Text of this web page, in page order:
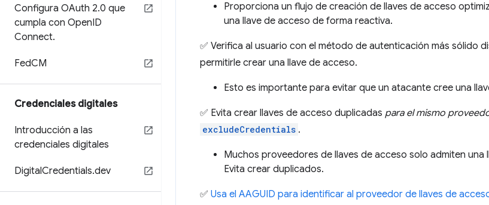
Configura OAuth 2.0 que
cumpla con OpenID
Connect.
FedCM
Credenciales digitales
Introducción a las
credenciales digitales
DigitalCredentials.dev
Proporciona un flujo de creación de llaves de acceso
una llave de acceso de forma reactiva.
✅ Verifica al usuario con el método de autenticación más sólido
permitirle crear una llave de acceso.
Esto es importante para evitar que un atacante cree una
✅ Evita crear llaves de acceso duplicadas para el mismo
excludeCredentials .
Muchos proveedores de llaves de acceso solo admiten una
Evita crear duplicados.
✅ Usa el AAGUID para identificar al proveedor de llaves de